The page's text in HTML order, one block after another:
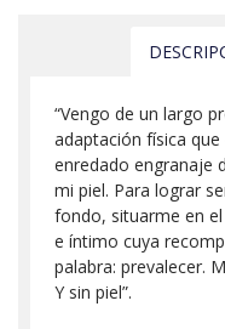
“Vengo de un largo
adaptación física
enredado engranaje
mi piel. Para lograr
fondo, situarme en
e íntimo cuya
palabra: prevalecer.
Y sin piel”.